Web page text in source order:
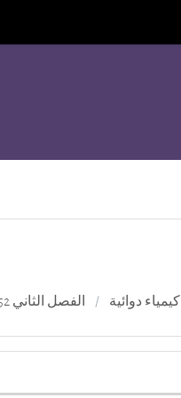
الفصل الثاني 752 كيمياء دوائية